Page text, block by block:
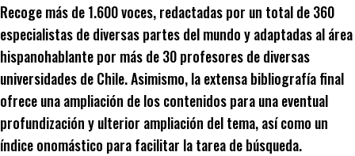
Recoge más de 1.600 voces, redactadas por un total de 360
especialistas de diversas partes del mundo y adaptadas al área
hispanohablante por más de 30 profesores de diversas
universidades de Chile. Asimismo, la extensa bibliografía final
ofrece una ampliación de los contenidos para una eventual
profundización y ulterior ampliación del tema, así como un
índice onomástico para facilitar la tarea de búsqueda.